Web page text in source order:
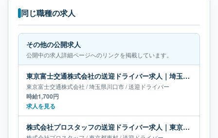
同じ職種の求人
その他の公開求人
公開中の求人詳細ページへのリンクを掲載しています。
東京富士交通株式会社の送迎ドライバー求人｜埼玉県川口市
東京富士交通株式会社 /埼玉県川口市/送迎ドライバー
時給1,700円
求人を見る
株式会社プロスタッフの送迎ドライバー求人｜東京都東村｜月給19万円